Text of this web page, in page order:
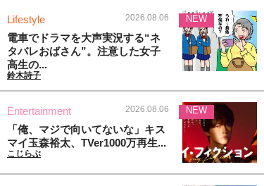
Lifestyle 2026.08.06
電車でドラマを大声実況する“ネ
タバレおばさん”。注意した女子
高生の...
鈴木詩子
NEW
Entertainment 2026.08.06
「俺、マジで向いてないな」キス
マイ玉森裕太、TVer1000万再生...
こじらぶ
NEW